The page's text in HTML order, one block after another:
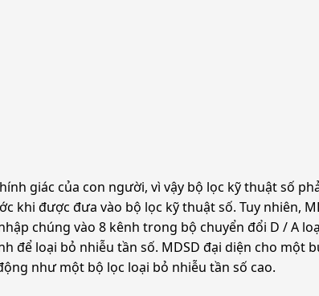
giác của con người, vì vậy bộ lọc kỹ thuật số
được đưa vào bộ lọc kỹ thuật số. Tuy nhiên,
chúng vào 8 kênh trong bộ chuyển đổi D / A
loại bỏ nhiễu tần số. MDSD đại diện cho một
như một bộ lọc loại bỏ nhiễu tần số cao.